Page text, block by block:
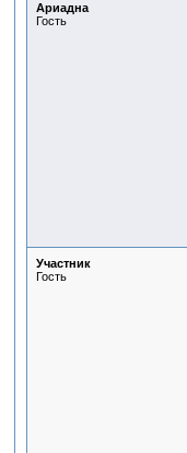
Ариадна
Гость
Участник
Гость